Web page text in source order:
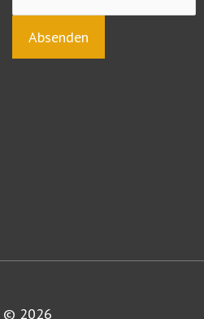
© 2026